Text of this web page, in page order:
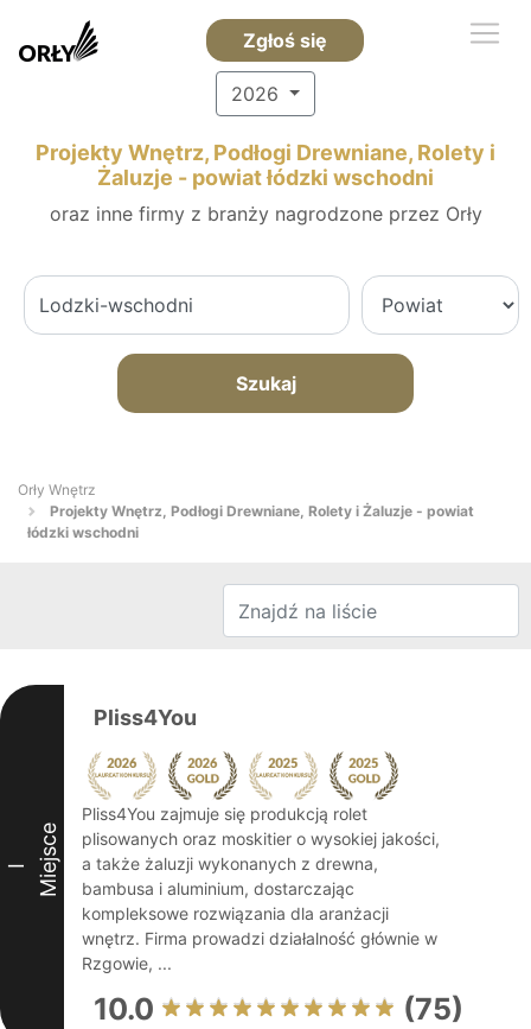
Zgłoś się
2026
Projekty Wnętrz, Podłogi Drewniane, Rolety i
Żaluzje - powiat łódzki wschodni
oraz inne firmy z branży nagrodzone przez Orły
Szukaj
Orły Wnętrz
Projekty Wnętrz, Podłogi Drewniane, Rolety i Żaluzje - powiat
łódzki wschodni
I Miejsce
Pliss4You
Pliss4You zajmuje się produkcją rolet
plisowanych oraz moskitier o wysokiej jakości,
a także żaluzji wykonanych z drewna,
bambusa i aluminium, dostarczając
kompleksowe rozwiązania dla aranżacji
wnętrz. Firma prowadzi działalność głównie w
Rzgowie, ...
10.0 (75)